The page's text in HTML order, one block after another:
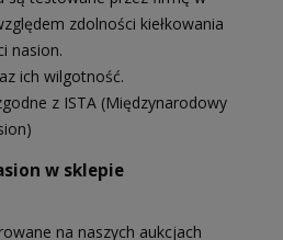
zdolności kiełkowania
nasion.
ich wilgotność.
z ISTA (Międzynarodowy
w sklepie
na naszych aukcjach